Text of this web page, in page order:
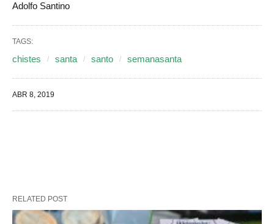
Adolfo Santino
TAGS:
chistes santa santo semanasanta
ABR 8, 2019
RELATED POST